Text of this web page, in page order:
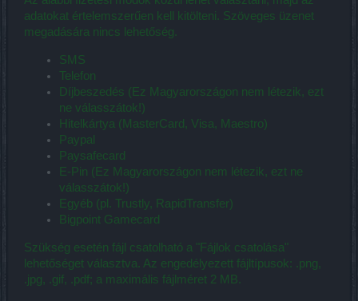
adatokat értelemszerűen kell kitölteni. Szöveges üzenet
megadására nincs lehetőség.
SMS
Telefon
Díjbeszedés (Ez Magyarországon nem létezik, ezt
ne válasszátok!)
Hitelkártya (MasterCard, Visa, Maestro)
Paypal
Paysafecard
E-Pin (Ez Magyarországon nem létezik, ezt ne
válasszátok!)
Egyéb (pl. Trustly, RapidTransfer)
Bigpoint Gamecard
Szükség esetén fájl csatolható a "Fájlok csatolása"
lehetőséget választva. Az engedélyezett fájltípusok: .png,
.jpg, .gif, .pdf; a maximális fájlméret 2 MB.